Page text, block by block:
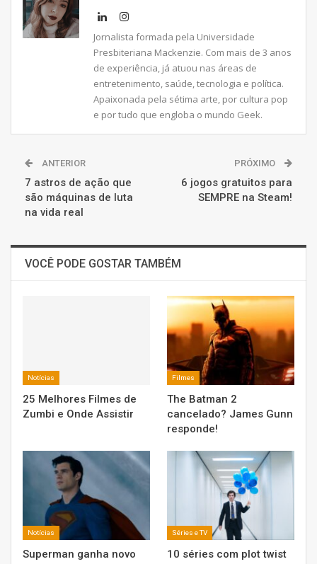
Jornalista formada pela Universidade
Presbiteriana Mackenzie. Com mais de 3 anos
de experiência, já atuou nas áreas de
entretenimento, saúde, tecnologia e política.
Apaixonada pela sétima arte, por cultura pop
e por tudo que engloba o mundo Geek.
ANTERIOR
7 astros de ação que
são máquinas de luta
na vida real
PRÓXIMO
6 jogos gratuitos para
SEMPRE na Steam!
VOCÊ PODE GOSTAR TAMBÉM
Notícias
25 Melhores Filmes de
Zumbi e Onde Assistir
Filmes
The Batman 2
cancelado? James Gunn
responde!
Notícias
Superman ganha novo
Séries e TV
10 séries com plot twist